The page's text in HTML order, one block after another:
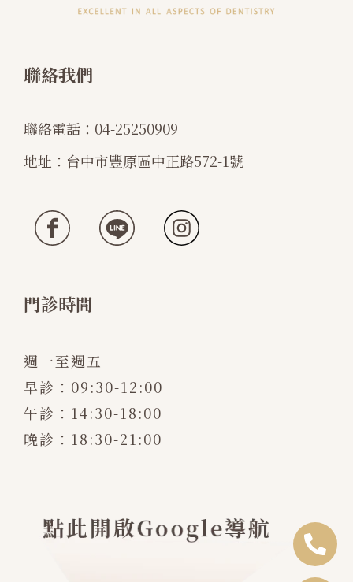
聯絡我們
聯絡電話： 04-25250909
地址： 台中市豐原區中正路572-1號
門診時間
週一至週五
早診：09:30-12:00
午診：14:30-18:00
晚診：18:30-21:00